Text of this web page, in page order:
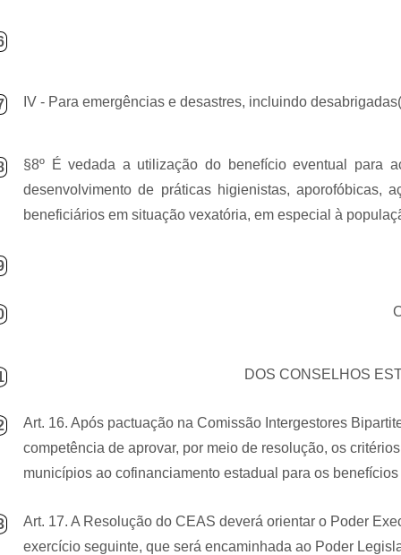
IV - Para emergências e desastres, incluindo
§8º É vedada a utilização do benefício eventual para
desenvolvimento de práticas higienistas, aporofóbicas,
beneficiários em situação vexatória, em especial à
DOS CONSELHOS
Art. 16. Após pactuação na Comissão Intergestores
competência de aprovar, por meio de resolução, os
municípios ao cofinanciamento estadual para os
Art. 17. A Resolução do CEAS deverá orientar o Poder
exercício seguinte, que será encaminhada ao Poder